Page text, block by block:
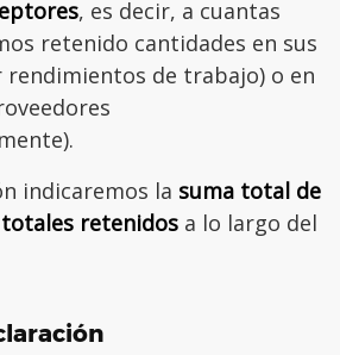
, es decir, a cuantas
retenido cantidades en sus
rendimientos de trabajo) o en
indicaremos la suma total de
retenidos a lo largo del